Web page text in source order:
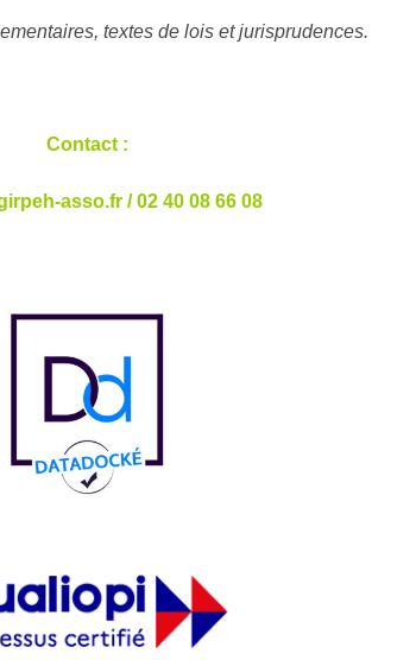
textes de lois et jurisprudences.
Contact :
asso.fr/ 02 40 08 66 08